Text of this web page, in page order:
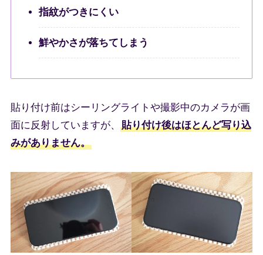
指紋がつきにくい
鮮やかさが落ちてしまう
貼り付け前はシーリングライトや撮影中のカメラが画
面に反射していますが、
貼り付け後はほとんど写り込
みがありません。